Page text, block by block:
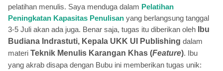
pelatihan menulis. Saya menduga dalam Pelatihan
Peningkatan Kapasitas Penulisan yang berlangsung tanggal
3-5 Juli akan ada juga. Benar saja, tugas itu diberikan oleh
Ibu
Budiana Indrastuti, Kepala UKK UI Publishing dalam
materi Teknik Menulis Karangan Khas (Feature). Ibu
yang akrab disapa dengan Bubu ini memberikan tugas unik: